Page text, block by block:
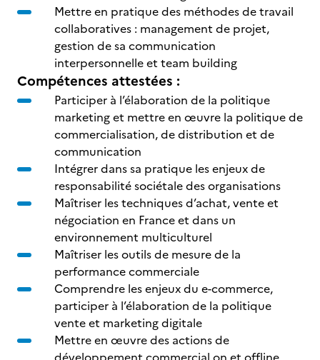
Mettre en pratique des méthodes de travail
collaboratives : management de projet,
gestion de sa communication
interpersonnelle et team building
Compétences attestées :
Participer à l’élaboration de la politique
marketing et mettre en œuvre la politique de
commercialisation, de distribution et de
communication
Intégrer dans sa pratique les enjeux de
responsabilité sociétale des organisations
Maîtriser les techniques d’achat, vente et
négociation en France et dans un
environnement multiculturel
Maîtriser les outils de mesure de la
performance commerciale
Comprendre les enjeux du e-commerce,
participer à l’élaboration de la politique
vente et marketing digitale
Mettre en œuvre des actions de